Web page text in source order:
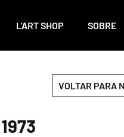
L'ART SHOP SOBRE
VOLTAR PARA